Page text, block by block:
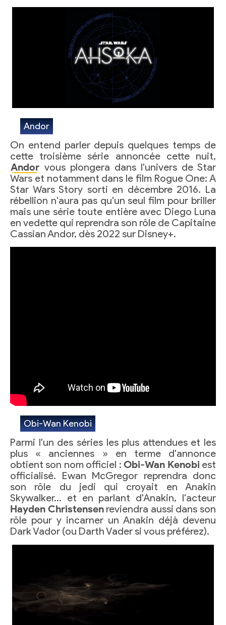
Andor
On entend parler depuis quelques temps de
cette troisième série annoncée cette nuit,
Andor vous plongera dans l'univers de Star
Wars et notamment dans le film Rogue One: A
Star Wars Story sorti en décembre 2016. La
rébellion n'aura pas qu'un seul film pour briller
mais une série toute entière avec Diego Luna
en vedette qui reprendra son rôle de Capitaine
Cassian Andor, dès 2022 sur Disney+.
Obi-Wan Kenobi
Parmi l'un des séries les plus attendues et les
plus « anciennes » en terme d'annonce
obtient son nom officiel :Obi-Wan Kenobiest
officialisé. Ewan McGregor reprendra donc
son rôle du jedi qui croyait en Anakin
Skywalker… et en parlant d'Anakin, l'acteur
Hayden Christensenreviendra aussi dans son
rôle pour y incarner un Anakin déjà devenu
Dark Vador (ou Darth Vader si vous préférez).